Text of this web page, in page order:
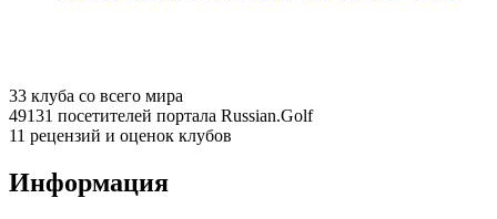
33 клуба со всего мира
49131 посетителей портала Russian.Golf
11 рецензий и оценок клубов
Информация